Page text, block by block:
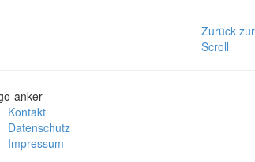
Zurück
Scroll
Kontakt
Datenschutz
Impressum